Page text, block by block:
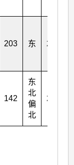
203 东 227
142
东
北
偏
北
234